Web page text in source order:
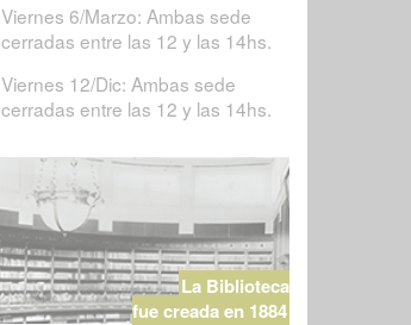
Viernes 6/Marzo: Ambas sede
cerradas entre las 12 y las 14hs.
Viernes 12/Dic: Ambas sede
cerradas entre las 12 y las 14hs.
La Biblioteca
fue creada en 1884